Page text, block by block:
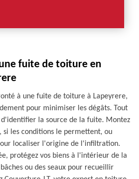
fuite de toiture en
à une fuite de toiture à Lapeyrere,
pour minimiser les dégâts. Tout
la source de la fuite. Montez
les conditions le permettent, ou
localiser l'origine de l'infiltration.
protégez vos biens à l'intérieur de la
ou des seaux pour recueillir